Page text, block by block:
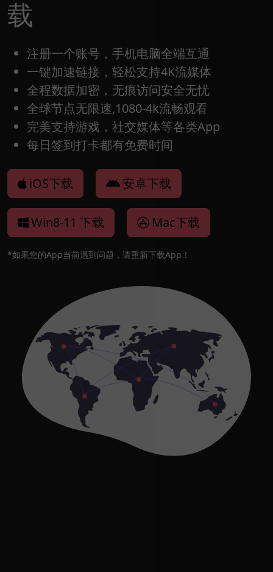
载
注册一个账号，手机电脑全端互通
一键加速链接，轻松支持4K流媒体
全程数据加密，无痕访问安全无忧
全球节点无限速,1080-4k流畅观看
完美支持游戏，社交媒体等各类App
每日签到打卡都有免费时间
iOS下载 安卓下载
Win8-11 下载 Mac下载
*如果您的App当前遇到问题，请重新下载App！